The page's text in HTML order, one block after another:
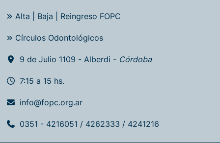
Alta | Baja | Reingreso FOPC
Círculos Odontológicos
9 de Julio 1109 - Alberdi - Córdoba
7:15 a 15 hs.
info@fopc.org.ar
0351 - 4216051 / 4262333 / 4241216